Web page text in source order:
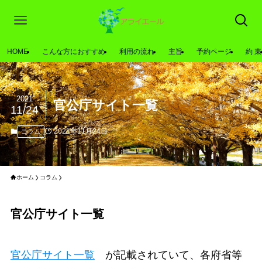
HOME こんな方におすすめ 利用の流れ 主旨 予約ページ 約 束
官公庁サイト一覧
2021
11/24
コラム 2021年11月24日
ホーム コラム
官公庁サイト一覧
官公庁サイト一覧 が記載されていて、各府省等